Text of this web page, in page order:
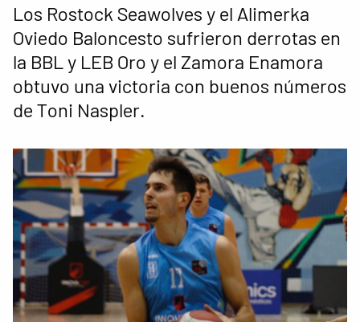
Los Rostock Seawolves y el Alimerka
Oviedo Baloncesto sufrieron derrotas en
la BBL y LEB Oro y el Zamora Enamora
obtuvo una victoria con buenos números
de Toni Naspler.